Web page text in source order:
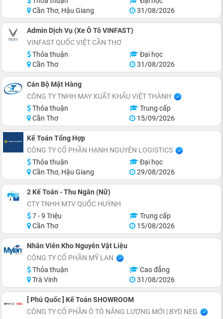
Cần Thơ, Hậu Giang
31/08/2026
Admin Dịch Vụ (Xe Ô Tô VINFAST)
VINFAST QUỐC VIỆT CẦN THƠ
Thỏa thuận
Đại học
Cần Thơ
31/08/2026
Cán Bộ Mặt Hàng
CÔNG TY TNHH MAY XUẤT KHẨU VIỆT THÀNH
Thỏa thuận
Trung cấp
Cần Thơ
15/09/2026
Kế Toán Tổng Hợp
CÔNG TY CỔ PHẦN HẠNH NGUYÊN LOGISTICS
Thỏa thuận
Đại học
Cần Thơ, Hậu Giang
29/08/2026
2 Kế Toán - Thu Ngân (Nữ)
CTY TNHH MTV QUỐC HUỲNH
7 - 9 Triệu
Trung cấp
Cần Thơ
15/08/2026
Nhân Viên Kho Nguyên Vật Liệu
CÔNG TY CỔ PHẦN MỸ LAN
Thỏa thuận
Cao đẳng
Trà Vinh
31/08/2026
[ Phú Quốc ] Kế Toán SHOWROOM
CÔNG TY CỔ PHẦN Ô TÔ NĂNG LƯỢNG MỚI | BYD NEG